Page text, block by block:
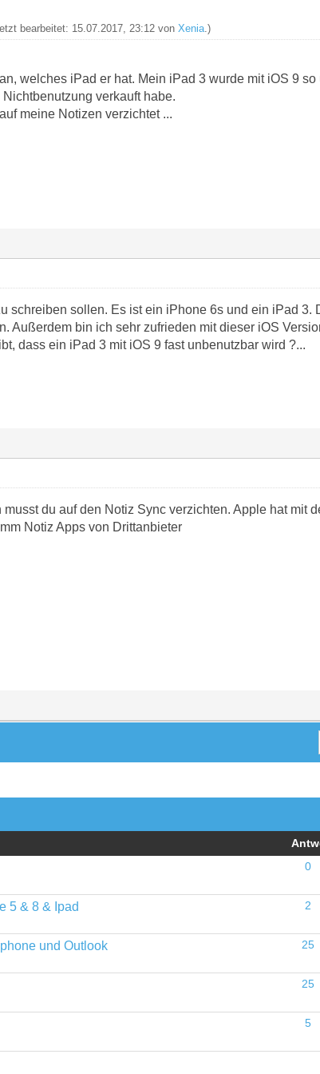
bearbeitet: 15.07.2017, 23:12 von Xenia.)
welches iPad er hat. Mein iPad 3 wurde mit iOS 9
verkauft habe.
meine Notizen verzichtet ...
schreiben sollen. Es ist ein iPhone 6s und ein iPad
Außerdem bin ich sehr zufrieden mit dieser iOS
dass ein iPad 3 mit iOS 9 fast unbenutzbar wird ?...
du auf den Notiz Sync verzichten. Apple hat mit
Notiz Apps von Drittanbieter
0
5 & 8 & Ipad 2
und Outlook 25
25
5